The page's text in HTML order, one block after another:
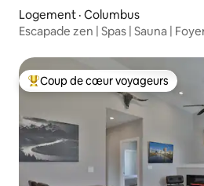
Logement · Columbus
Escapade zen | Spas | Sauna |
Coup de cœur voyageurs parmi les
Coup de cœur voyageurs